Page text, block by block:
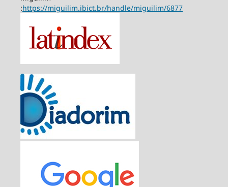
:https://miguilim.ibict.br/handle/miguilim/6877